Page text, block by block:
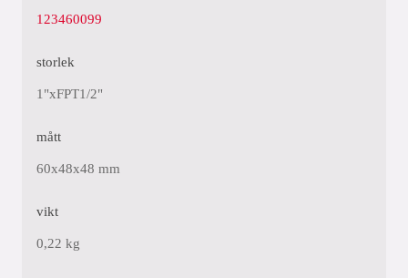
123460099
storlek
1"xFPT1/2"
mått
60x48x48 mm
vikt
0,22 kg